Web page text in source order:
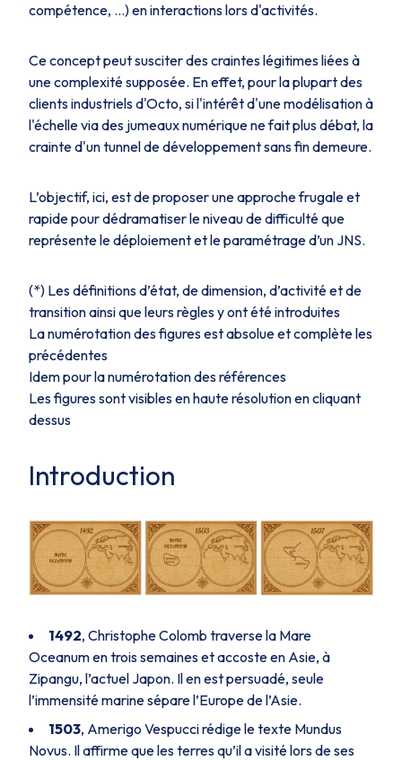
compétence, …) en interactions lors d'activités.
Ce concept peut susciter des craintes légitimes liées à
une complexité supposée. En effet, pour la plupart des
clients industriels d'Octo, si l'intérêt d'une modélisation à
l'échelle via des jumeaux numérique ne fait plus débat, la
crainte d'un tunnel de développement sans fin demeure.
L’objectif, ici, est de proposer une approche frugale et
rapide pour dédramatiser le niveau de difficulté que
représente le déploiement et le paramétrage d’un JNS.
(*) Les définitions d’état, de dimension, d’activité et de
transition ainsi que leurs règles y ont été introduites
La numérotation des figures est absolue et complète les
précédentes
Idem pour la numérotation des références
Les figures sont visibles en haute résolution en cliquant
dessus
Introduction
1492, Christophe Colomb traverse la Mare
Oceanum en trois semaines et accoste en Asie, à
Zipangu, l’actuel Japon. Il en est persuadé, seule
l’immensité marine sépare l’Europe de l’Asie.
1503, Amerigo Vespucci rédige le texte Mundus
Novus. Il affirme que les terres qu’il a visité lors de ses